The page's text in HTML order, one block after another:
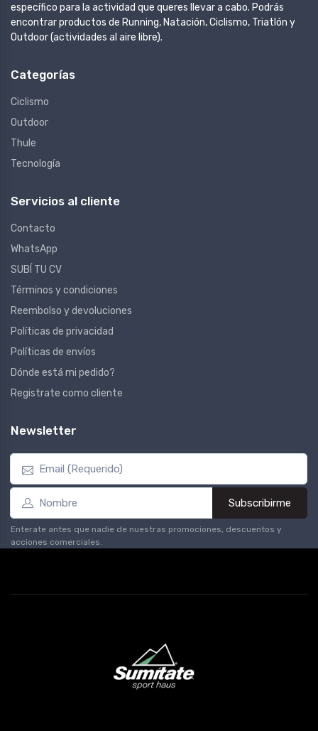
específico para la actividad que queres llevar a cabo. Podrás
encontrar productos de Running, Natación, Ciclismo, Triatlón y
Outdoor (actividades al aire libre).
Categorías
Ciclismo
Outdoor
Thule
Tecnología
Servicios al cliente
Contacto
WhatsApp
SUBÍ TU CV
Términos y condiciones
Reembolso y devoluciones
Políticas de privacidad
Políticas de envíos
Dónde está mi pedido?
Registrate como cliente
Newsletter
Subscribirme
Enterate antes que nadie de nuestras promociones, descuentos y
acciones comerciales.